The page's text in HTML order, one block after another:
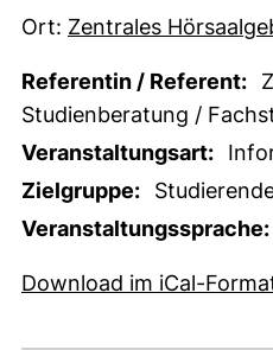
Ort: Zentrales
Referentin / Referent:
Studienberatung /
Veranstaltungsart:
Zielgruppe:
Veranstaltungssprache:
Download im iCal-